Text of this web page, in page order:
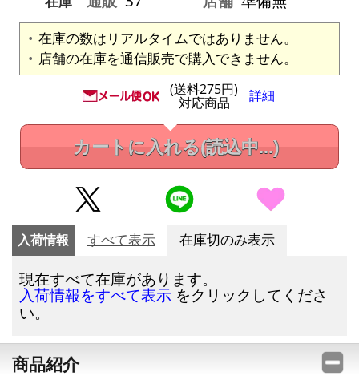
在庫の数はリアルタイムではありません。
店舗の在庫を通信販売で購入できません。
(送料275円)
対応商品 詳細
カートに入れる(読込中...)
入荷情報 すべて表示 在庫切のみ表示
現在すべて在庫があります。
入荷情報をすべて表示 をクリックしてくださ
い。
商品紹介